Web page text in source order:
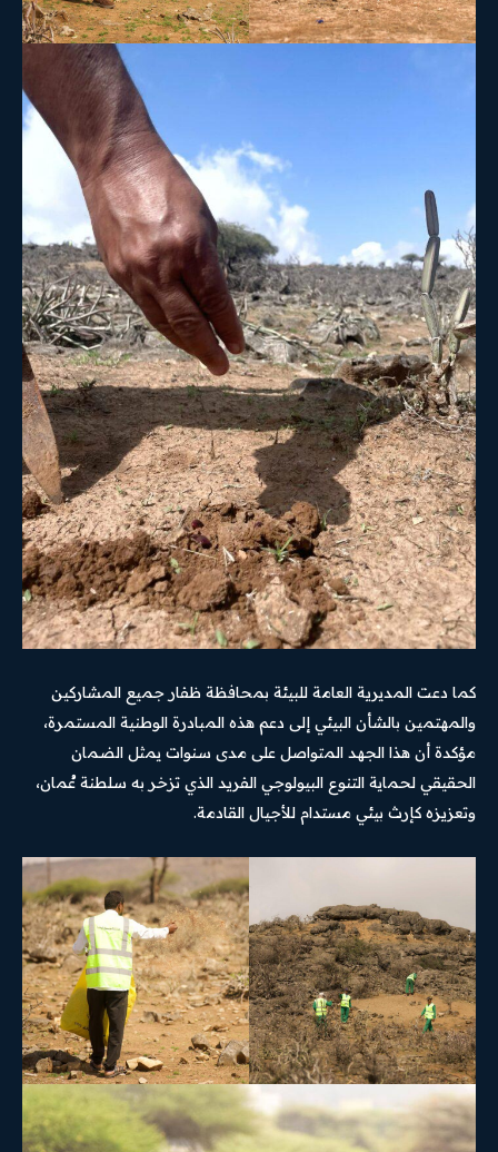
كما دعت المديرية العامة للبيئة بمحافظة ظفار جميع المشاركين
والمهتمين بالشأن البيئي إلى دعم هذه المبادرة الوطنية المستمرة،
مؤكدة أن هذا الجهد المتواصل على مدى سنوات يمثل الضمان
الحقيقي لحماية التنوع البيولوجي الفريد الذي تزخر به سلطنة عُمان،
وتعزيزه كإرث بيئي مستدام للأجيال القادمة.